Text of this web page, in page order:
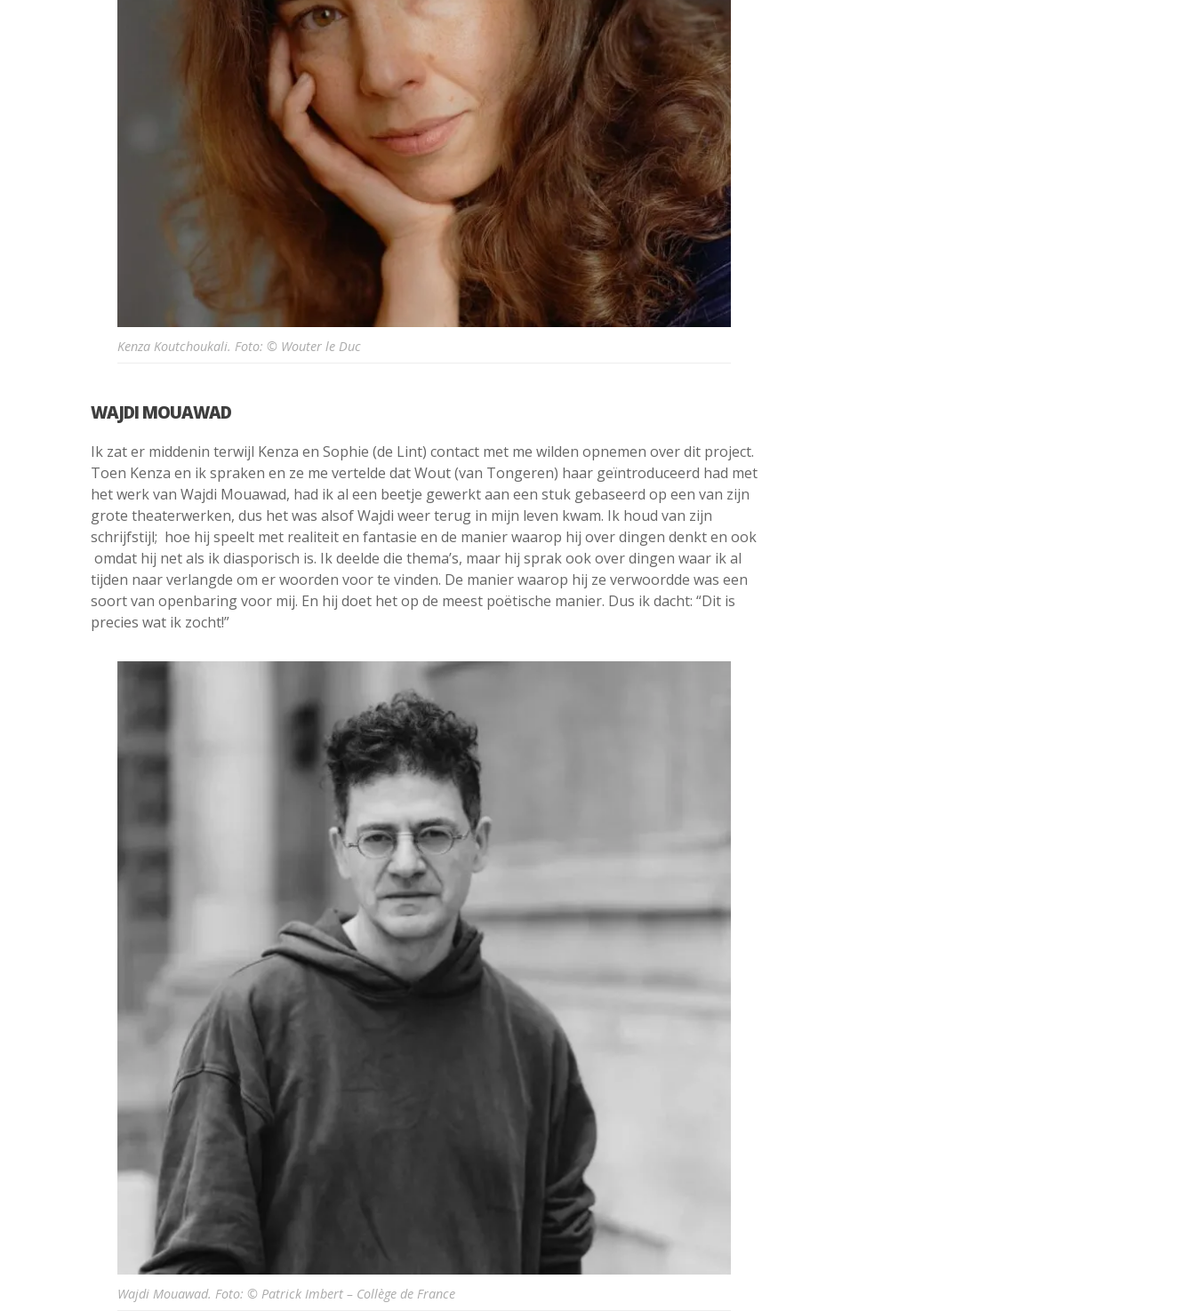
Kenza Koutchoukali. Foto: © Wouter le Duc
WAJDI MOUAWAD
Ik zat er middenin terwijl Kenza en Sophie (de Lint) contact met me wilden opnemen over dit project.
Toen Kenza en ik spraken en ze me vertelde dat Wout (van Tongeren) haar geïntroduceerd had met
het werk van Wajdi Mouawad, had ik al een beetje gewerkt aan een stuk gebaseerd op een van zijn
grote theaterwerken, dus het was alsof Wajdi weer terug in mijn leven kwam. Ik houd van zijn
schrijfstijl; hoe hij speelt met realiteit en fantasie en de manier waarop hij over dingen denkt en ook
omdat hij net als ik diasporisch is. Ik deelde die thema’s, maar hij sprak ook over dingen waar ik al
tijden naar verlangde om er woorden voor te vinden. De manier waarop hij ze verwoordde was een
soort van openbaring voor mij. En hij doet het op de meest poëtische manier. Dus ik dacht: “Dit is
precies wat ik zocht!”
Wajdi Mouawad. Foto: © Patrick Imbert – Collège de France